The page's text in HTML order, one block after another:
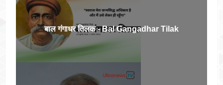
बाल गंगाधर तिलक - Bal Gangadhar Tilak